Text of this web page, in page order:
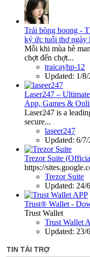
Trái bòng boong -
ký ức tuổi thơ ngày
Mỗi khi mùa hè
chợt đến chợt...
traicayhp-12
Updated: 1/
Laser247 –
App, Games &
Laser247 is a
secure...
laseer247
Updated: 6/7/
Trezor Suite
https://
Trezor Suite
Updated: 24/
Trust® Wallet -
Trust Wallet
Trust Wallet
Updated: 23/